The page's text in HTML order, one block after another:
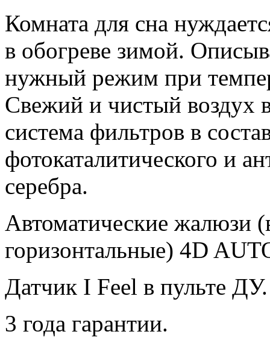
Комната для сна
в обогреве зимой.
нужный режим при
Свежий и чистый воздух
система фильтров в
фотокаталитического и
серебра.
Автоматические жалюзи
горизонтальные) 4D
Датчик I Feel в пульте ДУ.
3 года гарантии.